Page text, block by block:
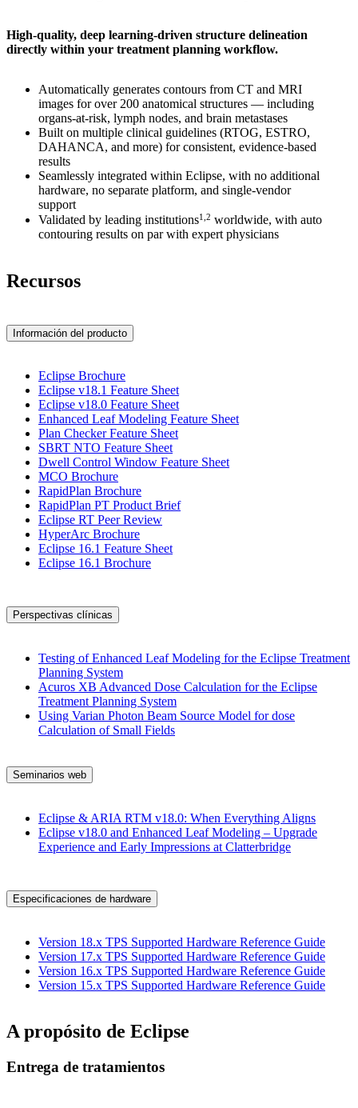
High-quality, deep learning-driven structure delineation
directly within your treatment planning workflow.
Automatically generates contours from CT and MRI
images for over 200 anatomical structures — including
organs-at-risk, lymph nodes, and brain metastases
Built on multiple clinical guidelines (RTOG, ESTRO,
DAHANCA, and more) for consistent, evidence-based
results
Seamlessly integrated within Eclipse, with no additional
hardware, no separate platform, and single‑vendor
support
Validated by leading institutions1,2 worldwide, with auto
contouring results on par with expert physicians
Recursos
Información del producto
Eclipse Brochure
Eclipse v18.1 Feature Sheet
Eclipse v18.0 Feature Sheet
Enhanced Leaf Modeling Feature Sheet
Plan Checker Feature Sheet
SBRT NTO Feature Sheet
Dwell Control Window Feature Sheet
MCO Brochure
RapidPlan Brochure
RapidPlan PT Product Brief
Eclipse RT Peer Review
HyperArc Brochure
Eclipse 16.1 Feature Sheet
Eclipse 16.1 Brochure
Perspectivas clínicas
Testing of Enhanced Leaf Modeling for the Eclipse Treatment
Planning System
Acuros XB Advanced Dose Calculation for the Eclipse
Treatment Planning System
Using Varian Photon Beam Source Model for dose
Calculation of Small Fields
Seminarios web
Eclipse & ARIA RTM v18.0: When Everything Aligns
Eclipse v18.0 and Enhanced Leaf Modeling – Upgrade
Experience and Early Impressions at Clatterbridge
Especificaciones de hardware
Version 18.x TPS Supported Hardware Reference Guide
Version 17.x TPS Supported Hardware Reference Guide
Version 16.x TPS Supported Hardware Reference Guide
Version 15.x TPS Supported Hardware Reference Guide
A propósito de Eclipse
Entrega de tratamientos